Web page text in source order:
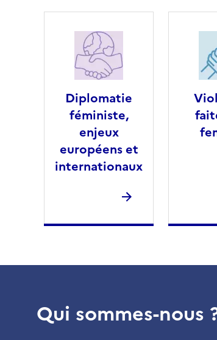
Diplomatie
féministe,
enjeux
européens et
internationaux
Qui sommes-nous